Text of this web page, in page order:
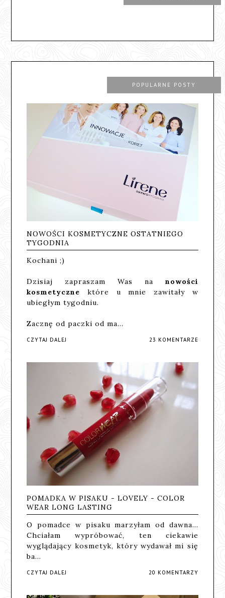
POPULARNE POSTY
NOWOŚCI KOSMETYCZNE OSTATNIEGO
TYGODNIA
Kochani ;)
Dzisiaj zapraszam Was na nowości
kosmetycznektóre u mnie zawitały w
ubiegłym tygodniu.
Zacznę od paczki od ma…
CZYTAJ DALEJ 23 KOMENTARZE
POMADKA W PISAKU - LOVELY - COLOR
WEAR LONG LASTING
O pomadce w pisaku marzyłam od dawna...
Chciałam wypróbować, ten ciekawie
wyglądający kosmetyk, który wydawał mi się
ba…
CZYTAJ DALEJ 20 KOMENTARZY